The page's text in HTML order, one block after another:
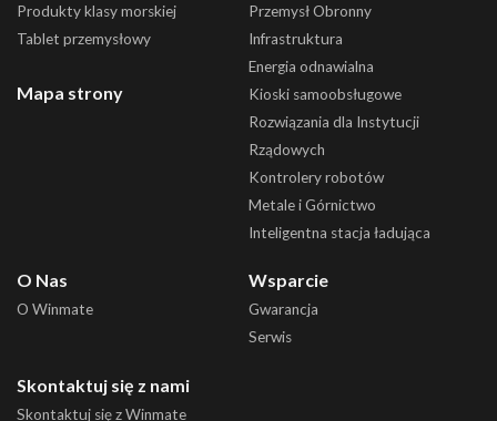
Produkty klasy morskiej
Tablet przemysłowy
Mapa strony
Przemysł Obronny
Infrastruktura
Energia odnawialna
Kioski samoobsługowe
Rozwiązania dla Instytucji
Rządowych
Kontrolery robotów
Metale i Górnictwo
Inteligentna stacja ładująca
O Nas
O Winmate
Wsparcie
Gwarancja
Serwis
Skontaktuj się z nami
Skontaktuj się z Winmate